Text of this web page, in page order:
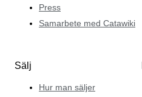
Press
Samarbete med Catawiki
Sälj
Hur man säljer